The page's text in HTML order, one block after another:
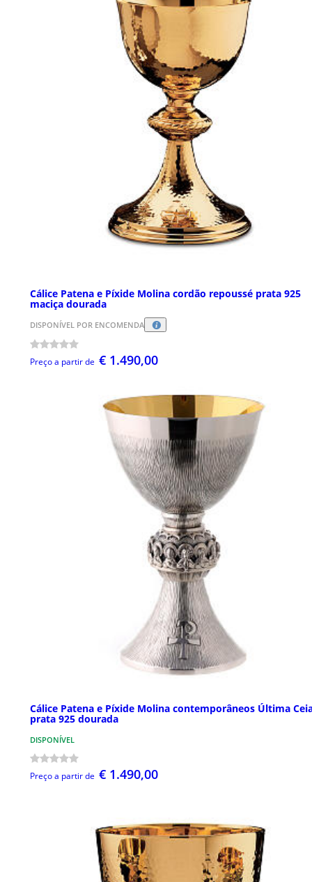
Cálice Patena e Píxide Molina cordão repoussé prata 925
maciça dourada
DISPONÍVEL POR ENCOMENDA
Preço a partir de € 1.490,00
Cálice Patena e Píxide Molina contemporâneos Última
prata 925 dourada
DISPONÍVEL
Preço a partir de € 1.490,00